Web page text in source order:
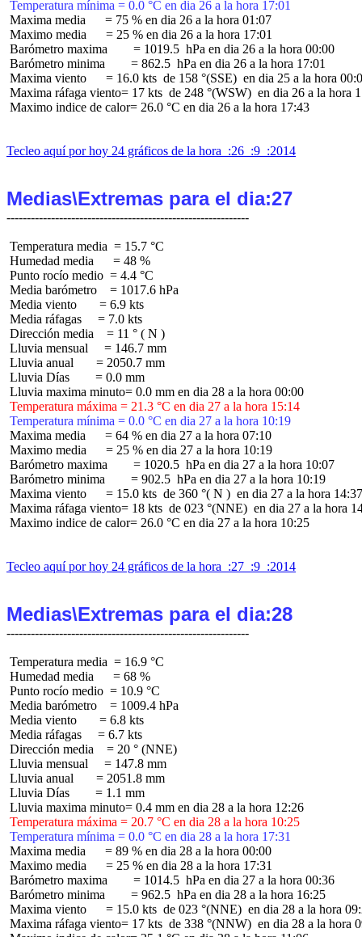
Temperatura mínima = 0.0 °C en dia 26 a la hora 17:01
Maxima media      = 75 % en dia 26 a la hora 01:07
Maximo media      = 25 % en dia 26 a la hora 17:01
Barómetro maxima        = 1019.5  hPa en dia 26 a la hora 00:00
Barómetro minima        = 862.5  hPa en dia 26 a la hora 17:01
Maxima viento      = 16.0 kts  de 158 °(SSE)  en dia 25 a la hora
Maxima ráfaga viento= 17 kts  de 248 °(WSW)  en dia 26 a la hora
Maximo indice de calor= 26.0 °C en dia 26 a la hora 17:43
Tecleo aquí por hoy 24 gráficos de la hora  :26  :9  :2014
Medias\Extremas para el dia:27
Temperatura media  = 15.7 °C
Humedad media      = 48 %
Punto rocío medio  = 4.4 °C
Media barómetro    = 1017.6 hPa
Media viento       = 6.9 kts
Media ráfagas     = 7.0 kts
Dirección media    = 11 ° ( N )
Lluvia mensual     = 146.7 mm
Lluvia anual       = 2050.7 mm
Lluvia Días        = 0.0 mm
Temperatura máxima = 21.3 °C en dia 27 a la hora 15:14
Temperatura mínima = 0.0 °C en dia 27 a la hora 10:19
Maxima media      = 64 % en dia 27 a la hora 07:10
Maximo media      = 25 % en dia 27 a la hora 10:19
Barómetro maxima        = 1020.5  hPa en dia 27 a la hora 10:07
Barómetro minima        = 902.5  hPa en dia 27 a la hora 10:19
Maxima viento      = 15.0 kts  de 360 °( N )  en dia 27 a la hora 14:37
Maxima ráfaga viento= 18 kts  de 023 °(NNE)  en dia 27 a la hora
Maximo indice de calor= 26.0 °C en dia 27 a la hora 10:25
Tecleo aquí por hoy 24 gráficos de la hora  :27  :9  :2014
Medias\Extremas para el dia:28
Temperatura media  = 16.9 °C
Humedad media      = 68 %
Punto rocío medio  = 10.9 °C
Media barómetro    = 1009.4 hPa
Media viento       = 6.8 kts
Media ráfagas     = 6.7 kts
Dirección media    = 20 ° (NNE)
Lluvia mensual     = 147.8 mm
Lluvia anual       = 2051.8 mm
Lluvia Días        = 1.1 mm
Temperatura máxima = 20.7 °C en dia 28 a la hora 10:25
Temperatura mínima = 0.0 °C en dia 28 a la hora 17:31
Maxima media      = 89 % en dia 28 a la hora 00:00
Maximo media      = 25 % en dia 28 a la hora 17:31
Barómetro maxima        = 1014.5  hPa en dia 27 a la hora 00:36
Barómetro minima        = 962.5  hPa en dia 28 a la hora 16:25
Maxima viento      = 15.0 kts  de 023 °(NNE)  en dia 28 a la hora
Maxima ráfaga viento= 17 kts  de 338 °(NNW)  en dia 28 a la hora